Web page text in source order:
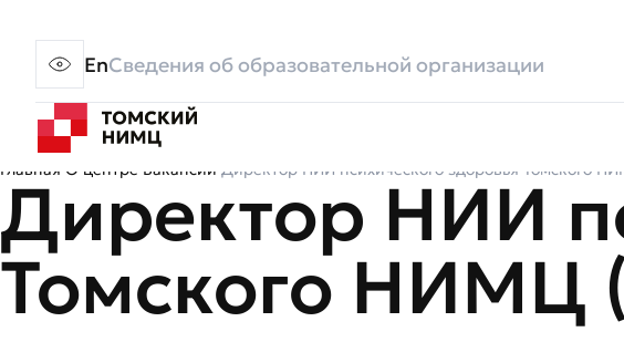
EnСведения об образовательной организации
Главная О центре Вакансии Директор НИИ психического здоровья Томского
Директор НИИ
Томского НИМЦ